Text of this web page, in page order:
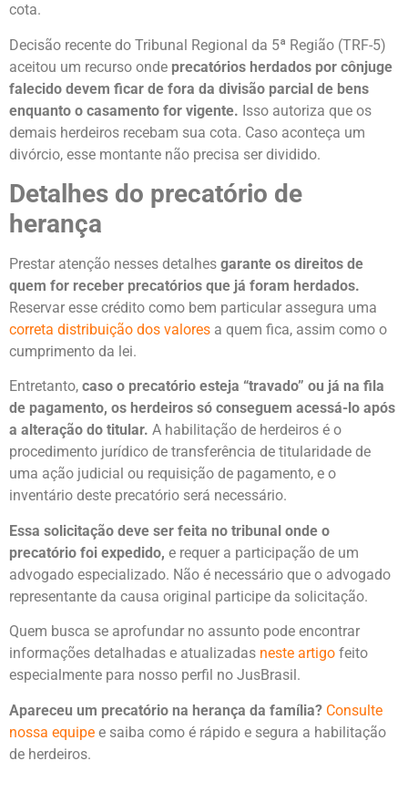
cota.
Decisão recente do Tribunal Regional da 5ª Região (TRF-5)
aceitou um recurso onde precatórios herdados por cônjuge
falecido devem ficar de fora da divisão parcial de bens
enquanto o casamento for vigente. Isso autoriza que os
demais herdeiros recebam sua cota. Caso aconteça um
divórcio, esse montante não precisa ser dividido.
Detalhes do precatório de
herança
Prestar atenção nesses detalhes garante os direitos de
quem for receber precatórios que já foram herdados.
Reservar esse crédito como bem particular assegura uma
correta distribuição dos valores a quem fica, assim como o
cumprimento da lei.
Entretanto, caso o precatório esteja “travado” ou já na fila
de pagamento, os herdeiros só conseguem acessá-lo após
a alteração do titular. A habilitação de herdeiros é o
procedimento jurídico de transferência de titularidade de
uma ação judicial ou requisição de pagamento, e o
inventário deste precatório será necessário.
Essa solicitação deve ser feita no tribunal onde o
precatório foi expedido, e requer a participação de um
advogado especializado. Não é necessário que o advogado
representante da causa original participe da solicitação.
Quem busca se aprofundar no assunto pode encontrar
informações detalhadas e atualizadas neste artigo feito
especialmente para nosso perfil no JusBrasil.
Apareceu um precatório na herança da família? Consulte
nossa equipe e saiba como é rápido e segura a habilitação
de herdeiros.